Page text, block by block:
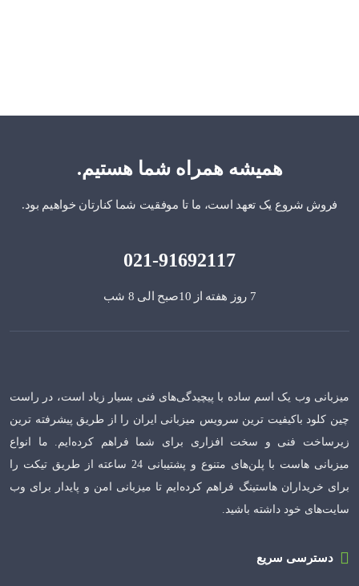
همیشه همراه شما هستیم.
فروش شروع یک تعهد است، ما تا موفقیت شما کنارتان خواهیم بود.
021-91692117
7 روز هفته از 10صبح الی 8 شب
میزبانی وب یک اسم ساده با پیچیدگی‌های فنی بسیار زیاد است، در راست
چین کلود باکیفیت ترین سرویس میزبانی ایران را از طریق پیشرفته ترین
زیرساخت فنی و سخت افزاری برای شما فراهم کرده‌ایم. ما انواع
میزبانی هاست با پلن‌های متنوع و پشتیبانی 24 ساعته از طریق تیکت را
برای خریداران هاستینگ فراهم کرده‌ایم تا میزبانی امن و پایدار برای وب
سایت‌های خود داشته باشید.
دسترسی سریع